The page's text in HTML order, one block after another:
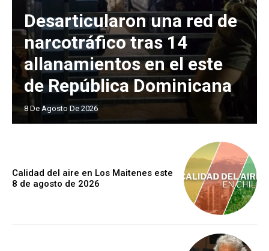
Desarticularon una red de
narcotráfico tras 14
allanamientos en el este
de República Dominicana
8 De Agosto De 2026
Calidad del aire en Los Maitenes este
8 de agosto de 2026